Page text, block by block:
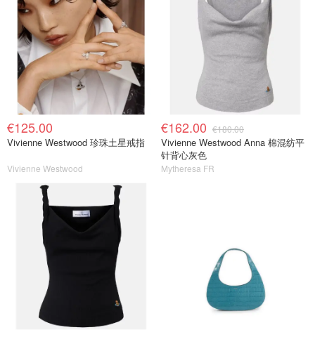
€125.00
Vivienne Westwood 珍珠土星戒指
Vivienne Westwood
€162.00 €180.00
Vivienne Westwood Anna 棉混纺平
针背心灰色
Mytheresa FR